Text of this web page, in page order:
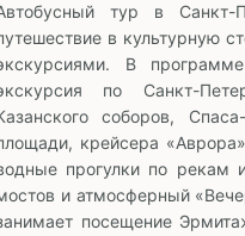
тур в
в культурную
В
по Санкт-
соборов,
крейсера
прогулки по рекам
и атмосферный
посещение